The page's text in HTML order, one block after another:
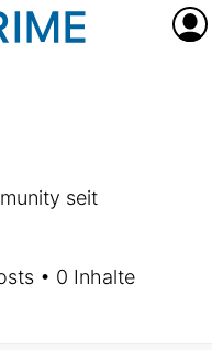
seit
• 0 Inhalte